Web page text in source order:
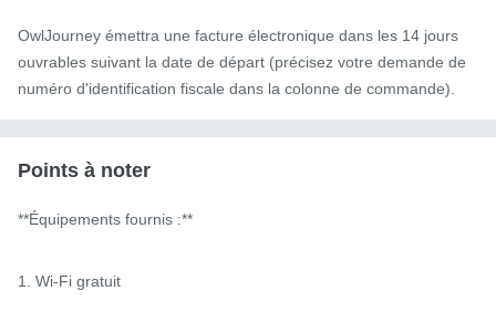
OwlJourney émettra une facture électronique dans les 14 jours
ouvrables suivant la date de départ (précisez votre demande de
numéro d'identification fiscale dans la colonne de commande).
Points à noter
**Équipements fournis :**
1. Wi-Fi gratuit